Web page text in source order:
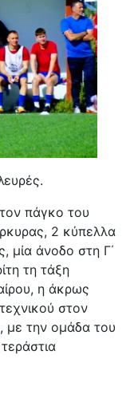
πάγκο του
2 κύπελλα
μία άνοδο στη Γ΄
τη τάξη
η άκρως
στον
την ομάδα του